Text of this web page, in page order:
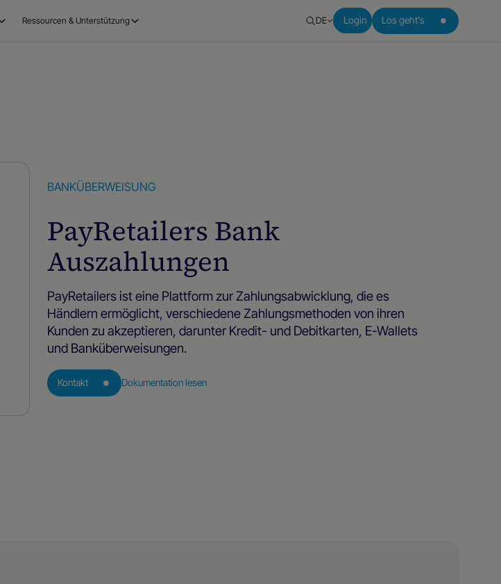
Ressourcen & Unterstützung DE Login Los geht's
BANKÜBERWEISUNG
PayRetailers Bank
Auszahlungen
PayRetailers ist eine Plattform zur Zahlungsabwicklung, die es
Händlern ermöglicht, verschiedene Zahlungsmethoden von ihren
Kunden zu akzeptieren, darunter Kredit- und Debitkarten, E-Wallets
und Banküberweisungen.
Kontakt Dokumentation lesen